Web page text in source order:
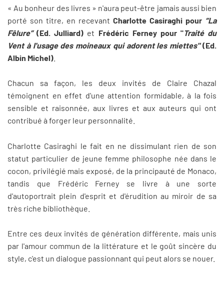
« Au bonheur des livres » n'aura peut-être jamais aussi bien
porté son titre, en recevant Charlotte Casiraghi pour “La
Fêlure”(Ed. Julliard) et Frédéric Ferney pour "Traité du
Vent à l'usage des moineaux qui adorent les miettes"(Ed.
Albin Michel)
Chacun sa façon, les deux invités de Claire Chazal
témoignent en effet d'une attention formidable, à la fois
sensible et raisonnée, aux livres et aux auteurs qui ont
contribué à forger leur personnalité.
Charlotte Casiraghi le fait en ne dissimulant rien de son
statut particulier de jeune femme philosophe née dans le
cocon, privilégié mais exposé, de la principauté de Monaco,
tandis que Frédéric Ferney se livre à une sorte
d'autoportrait plein d'esprit et d'érudition au miroir de sa
très riche bibliothèque.
Entre ces deux invités de génération différente, mais unis
par l'amour commun de la littérature et le goût sincère du
style, c'est un dialogue passionnant qui peut alors se nouer.